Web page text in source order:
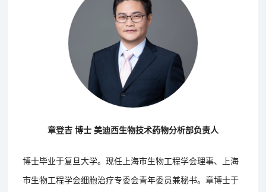
章登吉 博士 美迪西生物技术药物分析部负责人
博士毕业于复旦大学。现任上海市生物工程学会理事、上海
市生物工程学会细胞治疗专委会青年委员兼秘书。章博士于